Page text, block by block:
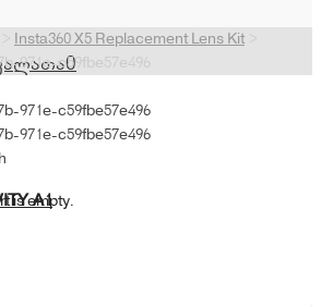
0
is empty.
A1
Insta360 X5 Replacement Lens Kit
971e-c59fbe57e496
971e-c59fbe57e496
971e-c59fbe57e496